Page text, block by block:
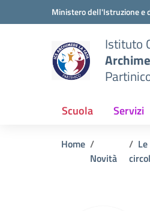
Vai ai contenuti
Vai al menu di navigazione
Ministero dell'Istruzione e
Istituto
Scuola Servizi
Home
Novità
Le